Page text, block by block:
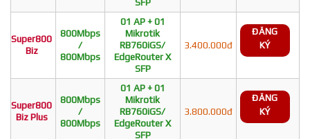
Super800
Biz
800Mbps
/
800Mbps
01 AP + 01
Mikrotik
RB760iGS/
EdgeRouter X
SFP
3.400.000đ
ĐĂNG
KÝ
Super800
Biz Plus
800Mbps
/
800Mbps
01 AP + 01
Mikrotik
RB760iGS/
EdgeRouter X
SFP
3.800.000đ
ĐĂNG
KÝ